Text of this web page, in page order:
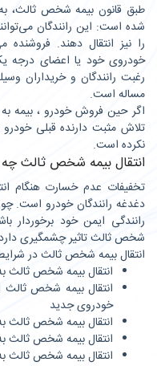
طبق قانون بیمه شخص ثالث،
شده است: این رانندگان
را نیز انتقال دهند.
خودروی خود یا اعضای درجه
رغبت رانندگان و خریداران
مساله است.
اگر حین فروش خودرو ، بیمه به
تلاش مثبت دارنده قبلی خودرو
نکرده است.
انتقال بیمه شخص ثالث
تخفیفات عدم خسارت هنگام
دغدغه رانندگان خودرو است.
رانندگی ایمن خود برخوردار
شخص ثالث تاثیر چشمگیری
انتقال بیمه شخص ثالث در
انتقال بیمه شخص ثالث
انتقال بیمه شخص ثالث
خودروی جدید
انتقال بیمه شخص ثالث
انتقال بیمه شخص ثالث
انتقال بیمه شخص ثالث